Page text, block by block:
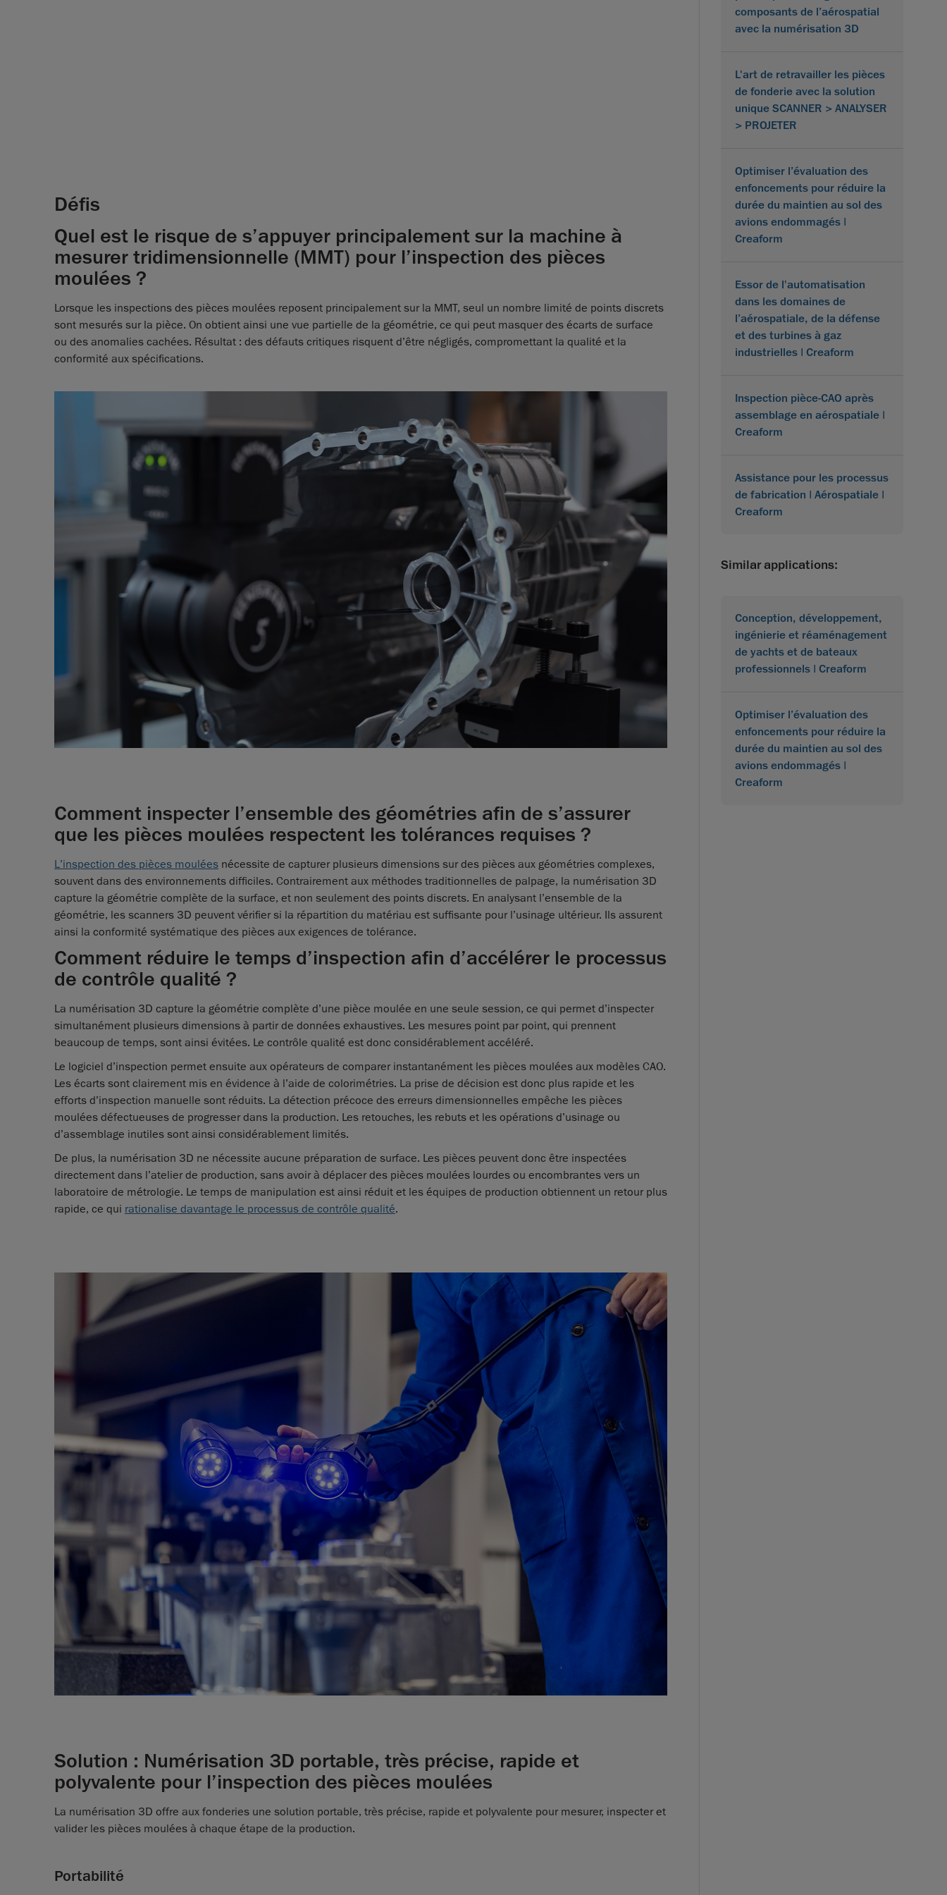
Défis
Quel est le risque de s’appuyer principalement sur la machine à
mesurer tridimensionnelle (MMT) pour l’inspection des pièces
moulées ?
Lorsque les inspections des pièces moulées reposent principalement sur la MMT, seul un nombre limité de points discrets
sont mesurés sur la pièce. On obtient ainsi une vue partielle de la géométrie, ce qui peut masquer des écarts de surface
ou des anomalies cachées. Résultat : des défauts critiques risquent d’être négligés, compromettant la qualité et la
conformité aux spécifications.
Comment inspecter l’ensemble des géométries afin de s’assurer
que les pièces moulées respectent les tolérances requises ?
L’inspection des pièces moulées nécessite de capturer plusieurs dimensions sur des pièces aux géométries complexes,
souvent dans des environnements difficiles. Contrairement aux méthodes traditionnelles de palpage, la numérisation 3D
capture la géométrie complète de la surface, et non seulement des points discrets. En analysant l’ensemble de la
géométrie, les scanners 3D peuvent vérifier si la répartition du matériau est suffisante pour l’usinage ultérieur. Ils assurent
ainsi la conformité systématique des pièces aux exigences de tolérance.
Comment réduire le temps d’inspection afin d’accélérer le processus
de contrôle qualité ?
La numérisation 3D capture la géométrie complète d’une pièce moulée en une seule session, ce qui permet d’inspecter
simultanément plusieurs dimensions à partir de données exhaustives. Les mesures point par point, qui prennent
beaucoup de temps, sont ainsi évitées. Le contrôle qualité est donc considérablement accéléré.
Le logiciel d’inspection permet ensuite aux opérateurs de comparer instantanément les pièces moulées aux modèles CAO.
Les écarts sont clairement mis en évidence à l’aide de colorimétries. La prise de décision est donc plus rapide et les
efforts d’inspection manuelle sont réduits. La détection précoce des erreurs dimensionnelles empêche les pièces
moulées défectueuses de progresser dans la production. Les retouches, les rebuts et les opérations d’usinage ou
d’assemblage inutiles sont ainsi considérablement limités.
De plus, la numérisation 3D ne nécessite aucune préparation de surface. Les pièces peuvent donc être inspectées
directement dans l’atelier de production, sans avoir à déplacer des pièces moulées lourdes ou encombrantes vers un
laboratoire de métrologie. Le temps de manipulation est ainsi réduit et les équipes de production obtiennent un retour plus
rapide, ce qui rationalise davantage le processus de contrôle qualité.
Solution : Numérisation 3D portable, très précise, rapide et
polyvalente pour l’inspection des pièces moulées
La numérisation 3D offre aux fonderies une solution portable, très précise, rapide et polyvalente pour mesurer, inspecter et
valider les pièces moulées à chaque étape de la production.
Portabilité
composants de l’aérospatial
avec la numérisation 3D
L'art de retravailler les pièces
de fonderie avec la solution
unique SCANNER > ANALYSER
> PROJETER
Optimiser l’évaluation des
enfoncements pour réduire la
durée du maintien au sol des
avions endommagés |
Creaform
Essor de l'automatisation
dans les domaines de
l’aérospatiale, de la défense
et des turbines à gaz
industrielles | Creaform
Inspection pièce-CAO après
assemblage en aérospatiale |
Creaform
Assistance pour les processus
de fabrication | Aérospatiale |
Creaform
Similar applications:
Conception, développement,
ingénierie et réaménagement
de yachts et de bateaux
professionnels | Creaform
Optimiser l’évaluation des
enfoncements pour réduire la
durée du maintien au sol des
avions endommagés |
Creaform